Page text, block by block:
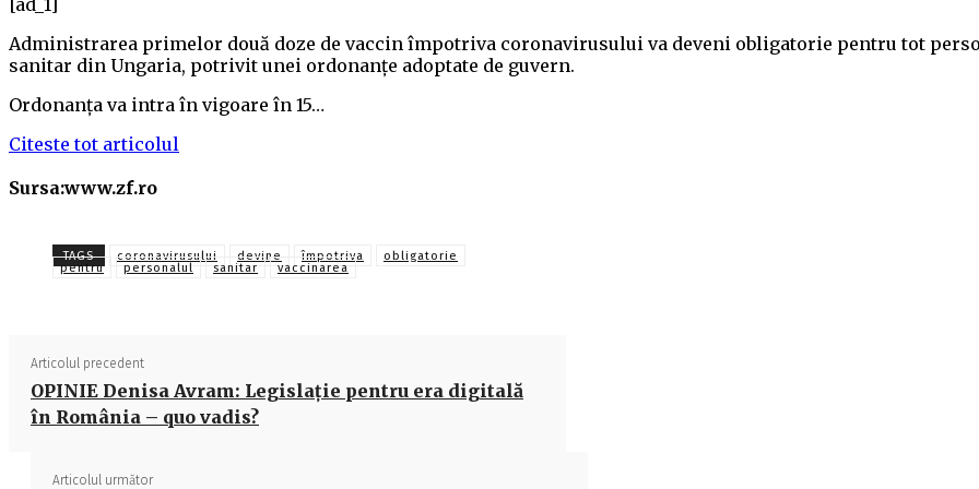
Administrarea primelor două doze de vaccin împotriva coronavirusului va deveni obligatorie pentru tot
sanitar din Ungaria, potrivit unei ordonanţe adoptate de guvern.
Ordonanţa va intra în vigoare în 15…
Citeste tot articolul
Sursa:www.zf.ro
TAGS coronavirusului devine împotriva
obligatorie
pentru
personalul sanitar vaccinarea
Articolul precedent
OPINIE Denisa Avram: Legislație pentru era digitală
în România – quo vadis?
Articolul următor